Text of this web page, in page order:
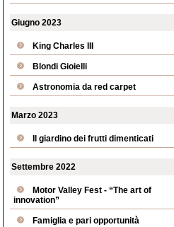
Giugno 2023
King Charles III
Blondi Gioielli
Astronomia da red carpet
Marzo 2023
Il giardino dei frutti dimenticati
Settembre 2022
Motor Valley Fest - “The art of
innovation”
Famiglia e pari opportunità